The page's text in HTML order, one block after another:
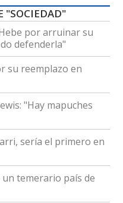
"SOCIEDAD"
por arruinar su
defenderla"
su reemplazo en
"Hay mapuches
sería el primero en
un temerario país de